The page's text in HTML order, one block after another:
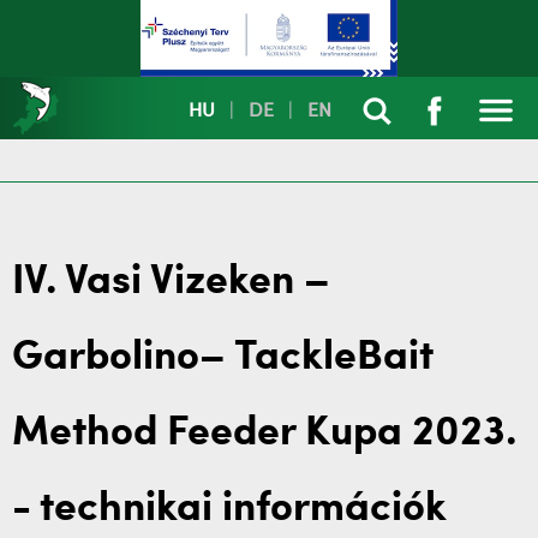
HU DE EN
IV. Vasi Vizeken –
Garbolino– TackleBait
Method Feeder Kupa 2023.
- technikai információk